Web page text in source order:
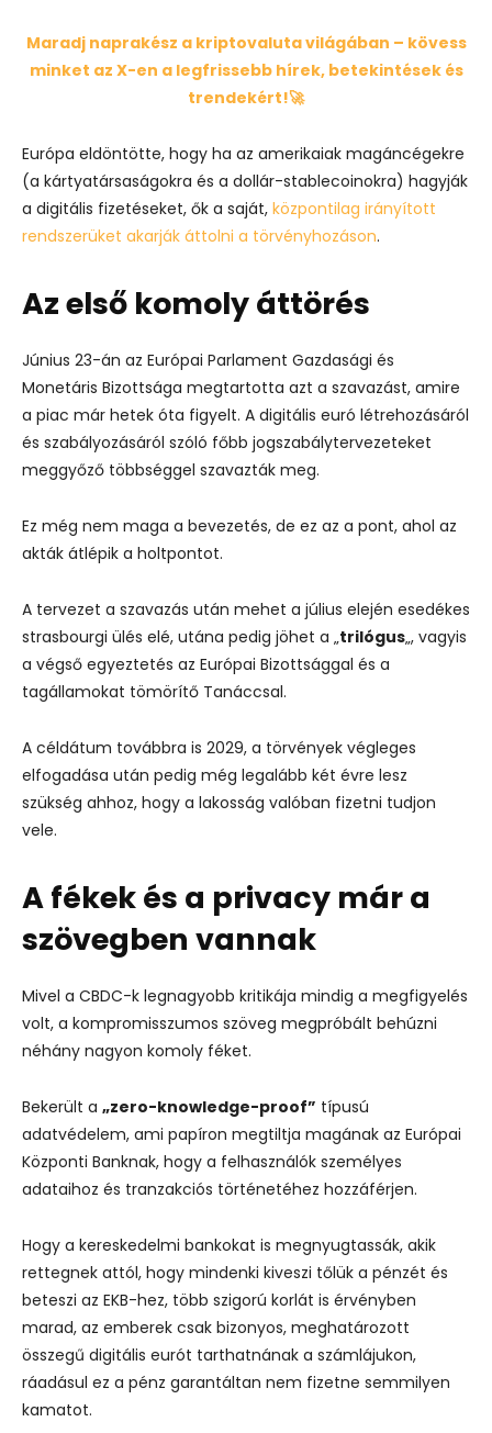
Maradj naprakész a kriptovaluta világában – kövess
minket az X-en a legfrissebb hírek, betekintések és
trendekért!🚀
Európa eldöntötte, hogy ha az amerikaiak magáncégekre
(a kártyatársaságokra és a dollár-stablecoinokra) hagyják
a digitális fizetéseket, ők a saját, központilag irányított
rendszerüket akarják áttolni a törvényhozáson.
Az első komoly áttörés
Június 23-án az Európai Parlament Gazdasági és
Monetáris Bizottsága megtartotta azt a szavazást, amire
a piac már hetek óta figyelt. A digitális euró létrehozásáról
és szabályozásáról szóló főbb jogszabálytervezeteket
meggyőző többséggel szavazták meg.
Ez még nem maga a bevezetés, de ez az a pont, ahol az
akták átlépik a holtpontot.
A tervezet a szavazás után mehet a július elején esedékes
strasbourgi ülés elé, utána pedig jöhet a „trilógus„, vagyis
a végső egyeztetés az Európai Bizottsággal és a
tagállamokat tömörítő Tanáccsal.
A céldátum továbbra is 2029, a törvények végleges
elfogadása után pedig még legalább két évre lesz
szükség ahhoz, hogy a lakosság valóban fizetni tudjon
vele.
A fékek és a privacy már a
szövegben vannak
Mivel a CBDC-k legnagyobb kritikája mindig a megfigyelés
volt, a kompromisszumos szöveg megpróbált behúzni
néhány nagyon komoly féket.
Bekerült a „zero-knowledge-proof” típusú
adatvédelem, ami papíron megtiltja magának az Európai
Központi Banknak, hogy a felhasználók személyes
adataihoz és tranzakciós történetéhez hozzáférjen.
Hogy a kereskedelmi bankokat is megnyugtassák, akik
rettegnek attól, hogy mindenki kiveszi tőlük a pénzét és
beteszi az EKB-hez, több szigorú korlát is érvényben
marad, az emberek csak bizonyos, meghatározott
összegű digitális eurót tarthatnának a számlájukon,
ráadásul ez a pénz garantáltan nem fizetne semmilyen
kamatot.